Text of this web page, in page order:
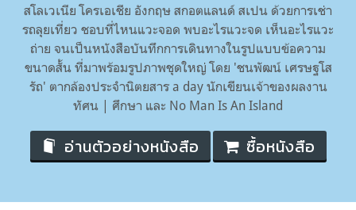
สโลเวเนีย โครเอเชีย อังกฤษ สกอตแลนด์ สเปน ด้วยการเช่า
รถลุยเที่ยว ชอบที่ไหนแวะจอด พบอะไรแวะจด เห็นอะไรแวะ
ถ่าย จนเป็นหนังสือบันทึกการเดินทางในรูปแบบข้อความ
ขนาดสั้น ที่มาพร้อมรูปภาพชุดใหญ่ โดย 'ชนพัฒน์ เศรษฐโส
รัถ' ตากล้องประจำนิตยสาร a day นักเขียนเจ้าของผลงาน
ทัศน | ศึกษา และ No Man Is An Island
อ่านตัวอย่างหนังสือ ซื้อหนังสือ